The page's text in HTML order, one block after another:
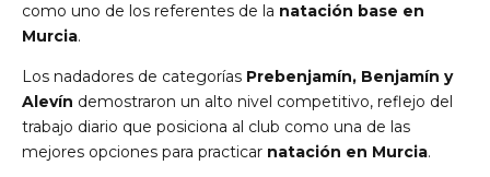
como uno de los referentes de la natación base en
Murcia.
Los nadadores de categorías Prebenjamín, Benjamín y
Alevín demostraron un alto nivel competitivo, reflejo del
trabajo diario que posiciona al club como una de las
mejores opciones para practicar natación en Murcia.